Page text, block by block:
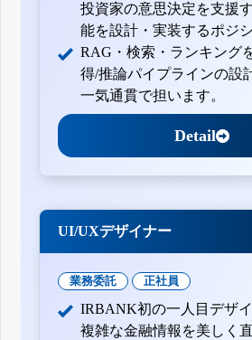
投資家の意思決定を支援
能を設計・実装するポジ
RAG・検索・ランキング
得/推論パイプラインの設
一気通貫で担います。
Detail
UI/UXデザイナー
業務委託 正社員
IRBANK初の一人目デザイ
複雑な金融情報を美しく